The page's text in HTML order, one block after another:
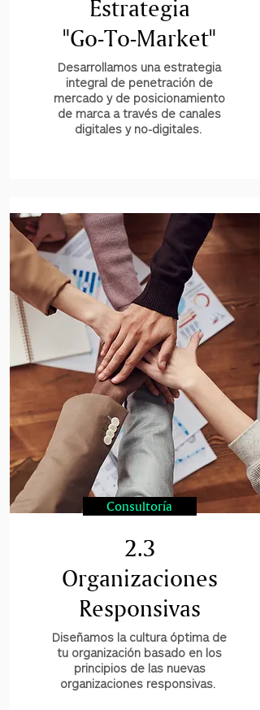
Estrategia
"Go-To-Market"
Desarrollamos una estrategia
integral de penetración de
mercado y de posicionamiento
de marca a través de canales
digitales y no-digitales.
Consultoría
2.3
Organizaciones
Responsivas
Diseñamos la cultura óptima de
tu organización basado en los
principios de las nuevas
organizaciones responsivas.